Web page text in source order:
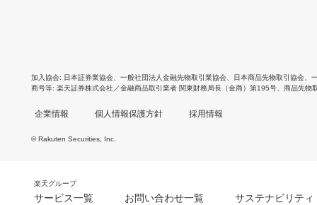
加入協会 日本証券業協会 一般社団法人金融先物取引業協会 日本商品先物取引協会
商号等 楽天証券株式会社／金融商品取引業者 関東財務局長（金商）第195号、商品先物
企業情報 個人情報保護方針 採用情報
© Rakuten Securities, Inc.
楽天グループ
サービス一覧 お問い合わせ一覧 サステナビリティ